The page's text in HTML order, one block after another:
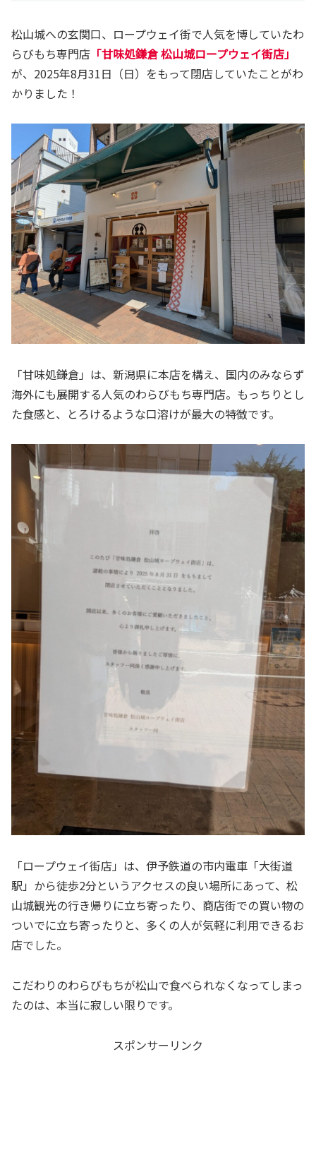
松山城への玄関口、ロープウェイ街で人気を博していたわ
らびもち専門店 「甘味処鎌倉 松山城ロープウェイ街店」
が、2025年8月31日（日）をもって閉店していたことがわ
かりました！
「甘味処鎌倉」は、新潟県に本店を構え、国内のみならず
海外にも展開する人気のわらびもち専門店。もっちりとし
た食感と、とろけるような口溶けが最大の特徴です。
「ロープウェイ街店」は、伊予鉄道の市内電車「大街道
駅」から徒歩2分というアクセスの良い場所にあって、松
山城観光の行き帰りに立ち寄ったり、商店街での買い物の
ついでに立ち寄ったりと、多くの人が気軽に利用できるお
店でした。
こだわりのわらびもちが松山で食べられなくなってしまっ
たのは、本当に寂しい限りです。
スポンサーリンク